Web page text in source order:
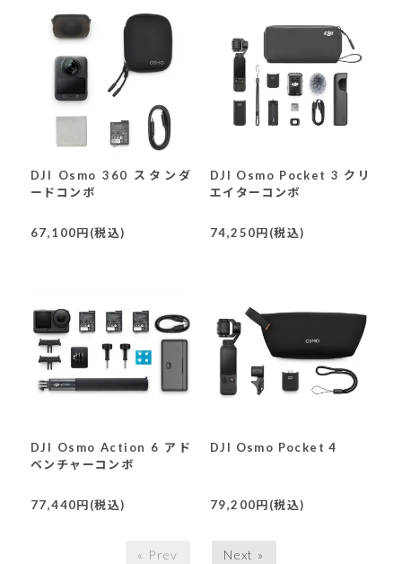
DJI Osmo 360 スタンダ
ードコンボ
67,100円(税込)
DJI Osmo Pocket 3 クリ
エイターコンボ
74,250円(税込)
DJI Osmo Action 6 アド
ベンチャーコンボ
77,440円(税込)
DJI Osmo Pocket 4
79,200円(税込)
« Prev Next »